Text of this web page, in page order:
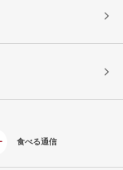
食べる通信